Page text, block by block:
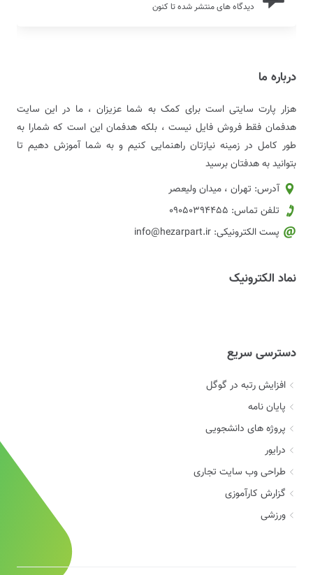
دیدگاه های منتشر شده تا کنون
درباره ما
هزار پارت سایتی است برای کمک به شما عزیزان ، ما در این سایت
هدفمان فقط فروش فایل نیست ، بلکه هدفمان این است که شمارا به
طور کامل در زمینه نیازتان راهنمایی کنیم و به شما آموزش دهیم تا
بتوانید به هدفتان برسید
آدرس: تهران ، میدان ولیعصر
تلفن تماس: 09050394455
پست الکترونیکی: info@hezarpart.ir
نماد الکترونیک
دسترسی سریع
افزایش رتبه در گوگل
پایان نامه
پروژه های دانشجویی
درایور
طراحی وب سایت تجاری
گزارش کارآموزی
ورزشی